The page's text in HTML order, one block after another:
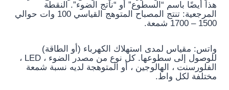
هذا أيضًا باسم “السطوع” أو “ناتج الضوء”. النقطة
المرجعية: تنتج المصباح المتوهج القياسي 100 وات حوالي
1500 – 1700 شمعة.
واتس: مقياس لمدى استهلاك الكهرباء (أو الطاقة)
للوصول إلى سطوعها. كل نوع من مصدر الضوء ، LED ،
الفلورسنت ، الهالوجين ، أو المتوهجة لديه نسبة شمعة
مختلفة لكل واط.